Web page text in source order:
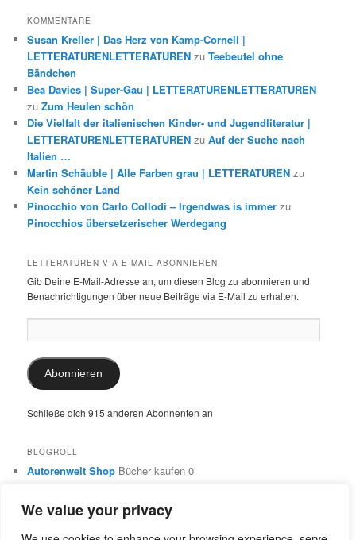
We value your privacy
KOMMENTARE
Susan Kreller | Das Herz von Kamp-Cornell |
LETTERATURENLETTERATUREN zuTeebeutel ohne
Bändchen
Bea Davies | Super-Gau | LETTERATURENLETTERATUREN
zuZum Heulen schön
Die Vielfalt der italienischen Kinder- und Jugendliteratur |
LETTERATURENLETTERATUREN zuAuf der Suche nach
Italien …
Martin Schäuble | Alle Farben grau | LETTERATUREN zu
Kein schöner Land
Pinocchio von Carlo Collodi – Irgendwas is immer zu
Pinocchios übersetzerischer Werdegang
LETTERATUREN VIA E-MAIL ABONNIEREN
Gib Deine E-Mail-Adresse an, um diesen Blog zu abonnieren und
Benachrichtigungen über neue Beiträge via E-Mail zu erhalten.
Mail-
Adresse:
Abonnieren
Schließe dich 915 anderen Abonnenten an
BLOGROLL
Autorenwelt Shop Bücher kaufen 0
0
Dr. Ulrike SchimmingÜbersetzungen aus dem Italienischen